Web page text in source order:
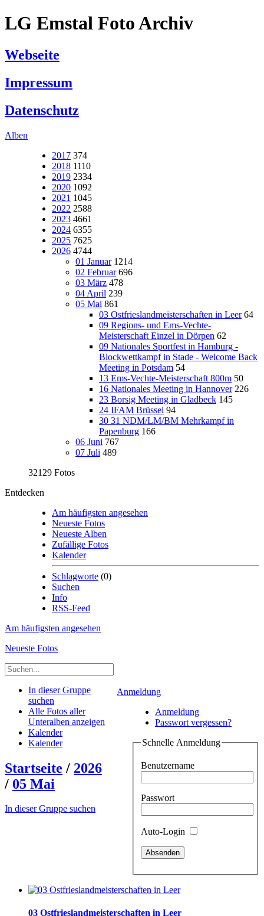
LG Emstal Foto Archiv
Webseite
Impressum
Datenschutz
Alben
2017 374
2018 1110
2019 2334
2020 1092
2021 1045
2022 2588
2023 4661
2024 6355
2025 7625
2026 4744
01 Januar 1214
02 Februar 696
03 März 478
04 April 239
05 Mai 861
03 Ostfrieslandmeisterschaften in Leer 64
09 Regions- und Ems-Vechte-
Meisterschaft Einzel in Dörpen 62
09 Nationales Sportfest in Hamburg -
Blockwettkampf in Stade - Welcome Back
Meeting in Potsdam 54
13 Ems-Vechte-Meisterschaft 800m 50
16 Nationales Meeting in Hannover 226
23 Borsig Meeting in Gladbeck 145
24 IFAM Brüssel 94
30 31 NDM/LM/BM Mehrkampf in
Papenburg 166
06 Juni 767
07 Juli 489
32129 Fotos
Entdecken
Am häufigsten angesehen
Neueste Fotos
Neueste Alben
Zufällige Fotos
Kalender
Schlagworte (0)
Suchen
Info
RSS-Feed
Am häufigsten angesehen
Neueste Fotos
Anmeldung
Anmeldung
Passwort vergessen?
Schnelle Anmeldung
Benutzername
Passwort
Auto-Login
In dieser Gruppe
suchen
Alle Fotos aller
Unteralben anzeigen
Kalender
Kalender
Startseite / 2026
/ 05 Mai
In dieser Gruppe suchen
03 Ostfrieslandmeisterschaften in Leer